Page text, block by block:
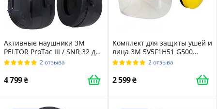
Активные наушники 3M
PELTOR ProTac III / SNR 32 дБ
/ AUX 3.5 мм / Активное
(MT13H221A)
2 отзыва
4 799
Комплект для защиты ушей и
лица 3M 5V5F1H51 G500
Yellow
2 отзыва
2 599